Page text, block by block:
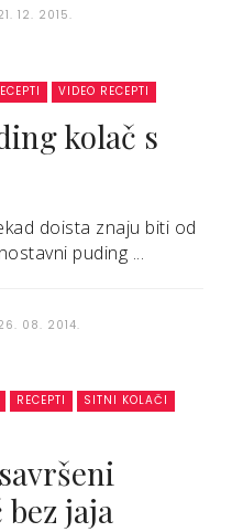
12. 2015.
VIDEO RECEPTI
kolač s
doista znaju biti od
puding ...
08. 2014.
RECEPTI
SITNI KOLAČI
jaja